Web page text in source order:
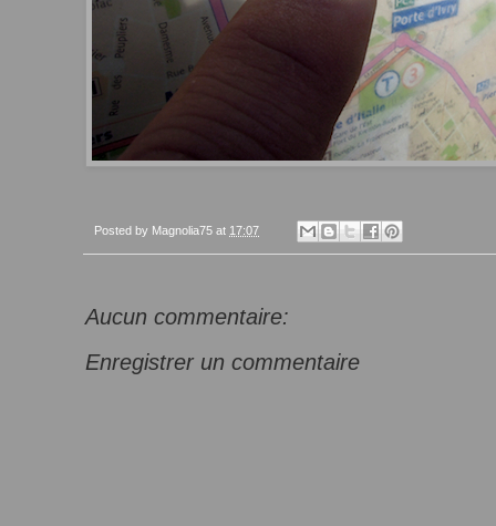
Posted by Magnolia75 at 17:07
Aucun commentaire:
Enregistrer un commentaire